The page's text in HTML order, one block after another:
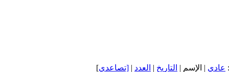
عادي | الإسم | التاريخ | العدد | [تصاعدي]